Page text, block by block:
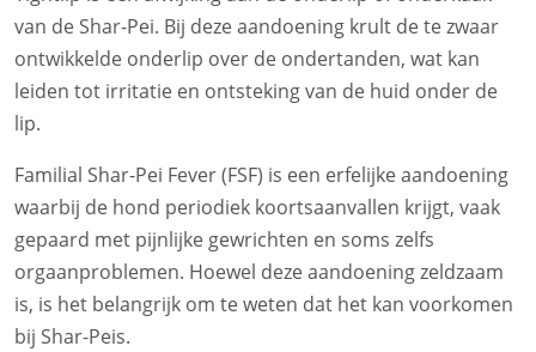
van de Shar-Pei. Bij deze aandoening krult de te zwaar
ontwikkelde onderlip over de ondertanden, wat kan
leiden tot irritatie en ontsteking van de huid onder de
lip.
Familial Shar-Pei Fever (FSF) is een erfelijke aandoening
waarbij de hond periodiek koortsaanvallen krijgt, vaak
gepaard met pijnlijke gewrichten en soms zelfs
orgaanproblemen. Hoewel deze aandoening zeldzaam
is, is het belangrijk om te weten dat het kan voorkomen
bij Shar-Peis.